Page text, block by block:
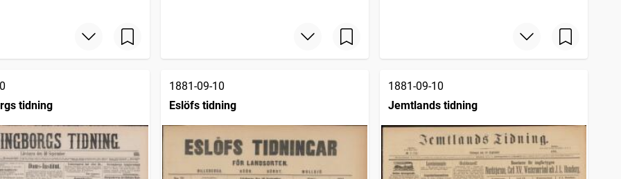
tidning
1881-09-10
Eslöfs tidning
1881-09-10
Jemtlands tidning